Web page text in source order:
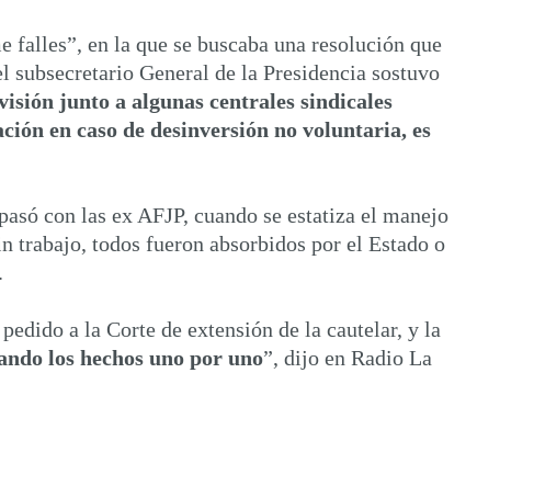
en la que se buscaba una resolución que
General de la Presidencia sostuvo
junto a algunas centrales sindicales
en caso de desinversión no voluntaria, es
con las ex AFJP, cuando se estatiza el manejo
trabajo, todos fueron absorbidos por el Estado o
a la Corte de extensión de la cautelar, y la
los hechos uno por uno”, dijo en Radio La